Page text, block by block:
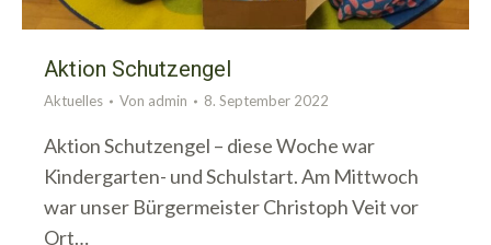
Aktion Schutzengel
Aktuelles Von admin 8. September 2022
Aktion Schutzengel – diese Woche war
Kindergarten- und Schulstart. Am Mittwoch
war unser Bürgermeister Christoph Veit vor
Ort…